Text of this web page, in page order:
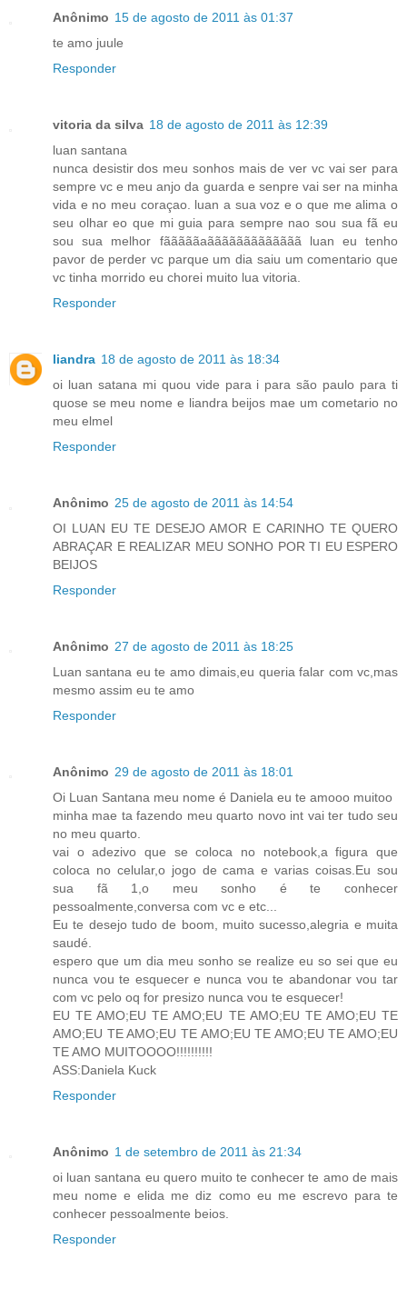
Anônimo 15 de agosto de 2011 às 01:37
te amo juule
Responder
vitoria da silva 18 de agosto de 2011 às 12:39
luan santana
nunca desistir dos meu sonhos mais de ver vc vai ser para
sempre vc e meu anjo da guarda e senpre vai ser na minha
vida e no meu coraçao. luan a sua voz e o que me alima o
seu olhar eo que mi guia para sempre nao sou sua fã eu
sou sua melhor fãããããaããããããããããããã luan eu tenho
pavor de perder vc parque um dia saiu um comentario que
vc tinha morrido eu chorei muito lua vitoria.
Responder
liandra 18 de agosto de 2011 às 18:34
oi luan satana mi quou vide para i para são paulo para ti
quose se meu nome e liandra beijos mae um cometario no
meu elmel
Responder
Anônimo 25 de agosto de 2011 às 14:54
OI LUAN EU TE DESEJO AMOR E CARINHO TE QUERO
ABRAÇAR E REALIZAR MEU SONHO POR TI EU ESPERO
BEIJOS
Responder
Anônimo 27 de agosto de 2011 às 18:25
Luan santana eu te amo dimais,eu queria falar com vc,mas
mesmo assim eu te amo
Responder
Anônimo 29 de agosto de 2011 às 18:01
Oi Luan Santana meu nome é Daniela eu te amooo muitoo
minha mae ta fazendo meu quarto novo int vai ter tudo seu
no meu quarto.
vai o adezivo que se coloca no notebook,a figura que
coloca no celular,o jogo de cama e varias coisas.Eu sou
sua fã 1,o meu sonho é te conhecer
pessoalmente,conversa com vc e etc...
Eu te desejo tudo de boom, muito sucesso,alegria e muita
saudé.
espero que um dia meu sonho se realize eu so sei que eu
nunca vou te esquecer e nunca vou te abandonar vou tar
com vc pelo oq for presizo nunca vou te esquecer!
EU TE AMO;EU TE AMO;EU TE AMO;EU TE AMO;EU TE
AMO;EU TE AMO;EU TE AMO;EU TE AMO;EU TE AMO;EU
TE AMO MUITOOOO!!!!!!!!!!
ASS:Daniela Kuck
Responder
Anônimo 1 de setembro de 2011 às 21:34
oi luan santana eu quero muito te conhecer te amo de mais
meu nome e elida me diz como eu me escrevo para te
conhecer pessoalmente beios.
Responder